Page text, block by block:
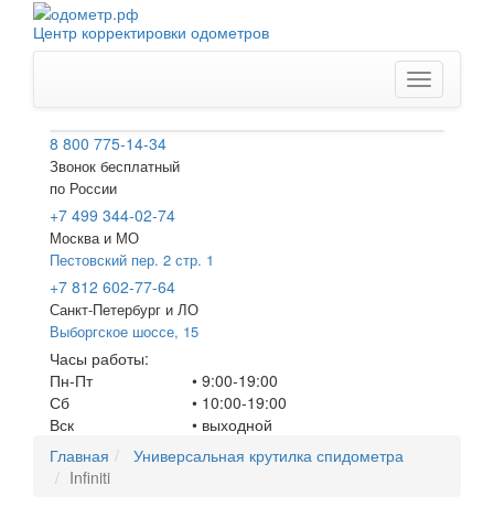
Центр корректировки одометров
Меню
8 800 775-14-34
Звонок бесплатный
по России
+7 499 344-02-74
Москва и МО
Пестовский пер. 2 стр. 1
+7 812 602-77-64
Санкт-Петербург и ЛО
Выборгское шоссе, 15
Часы работы:
Пн-Пт
Сб
Вск
• 9:00-19:00
• 10:00-19:00
• выходной
Главная
Универсальная крутилка спидометра
Infiniti